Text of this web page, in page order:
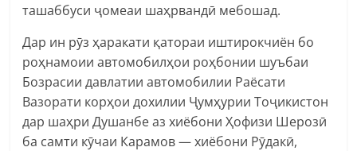
ташаббуси ҷомеаи шаҳрвандӣ мебошад.
Дар ин рӯз ҳаракати қатораи иштирокчиён бо
роҳнамоии автомобилҳои роҳбонии шуъбаи
Бозрасии давлатии автомобилии Раёсати
Вазорати корҳои дохилии Ҷумҳурии Тоҷикистон
дар шаҳри Душанбе аз хиёбони Ҳофизи Шерозӣ
ба самти кӯчаи Карамов — хиёбони Рӯдакӣ,